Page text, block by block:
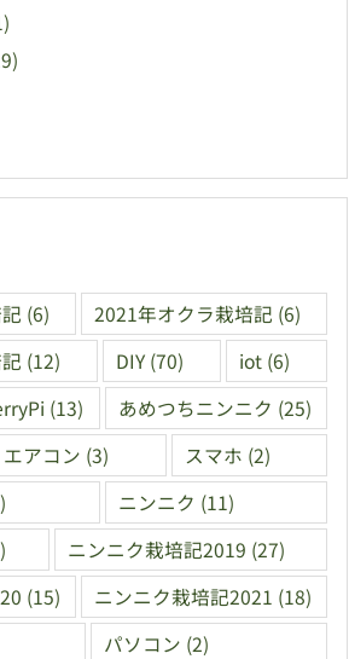
(6) 2021年オクラ栽培記 (6)
(12) DIY (70) iot (6)
(13) あめつちニンニク (25)
エアコン (3) スマホ (2)
ニンニク (11)
ニンニク栽培記2019 (27)
(15) ニンニク栽培記2021 (18)
パソコン (2)